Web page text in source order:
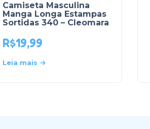
Camiseta Masculina
Manga Longa Estampas
Sortidas 340 – Cleomara
R$19,99
Leia mais